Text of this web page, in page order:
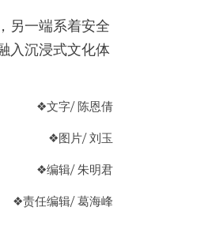
另一端系着安全
入沉浸式文化体
❖文字/ 陈恩倩
❖图片/ 刘玉
❖编辑/ 朱明君
❖责任编辑/ 葛海峰